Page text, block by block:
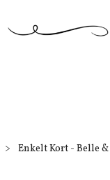
Enkelt Kort - Belle